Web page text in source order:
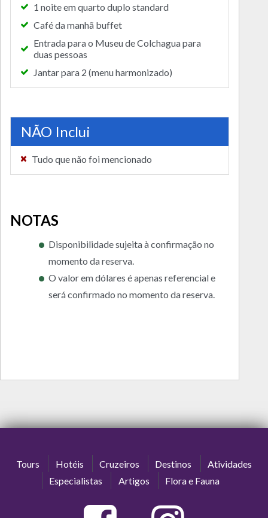
1 noite em quarto duplo standard
Café da manhã buffet
Entrada para o Museu de Colchagua para
duas pessoas
Jantar para 2 (menu harmonizado)
NÃO Inclui
Tudo que não foi mencionado
NOTAS
Disponibilidade sujeita à confirmação no
momento da reserva.
O valor em dólares é apenas referencial e
será confirmado no momento da reserva.
Tours Hotéis Cruzeiros Destinos
Atividades
Especialistas
Artigos Flora e Fauna